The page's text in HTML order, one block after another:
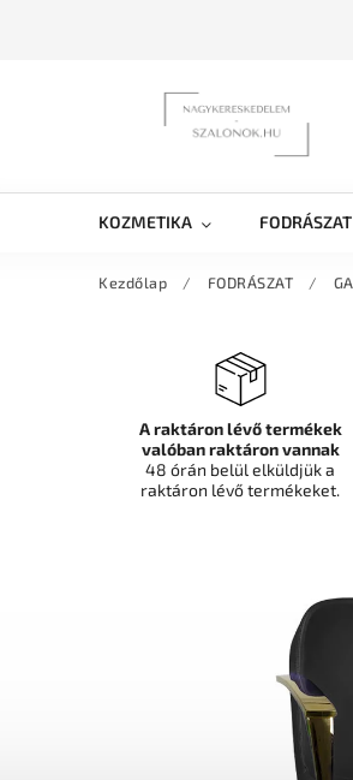
KOZMETIKA FODRÁSZAT
Kezdőlap / FODRÁSZAT /
A raktáron lévő termékek
valóban raktáron vannak
48 órán belül elküldjük a
raktáron lévő termékeket.